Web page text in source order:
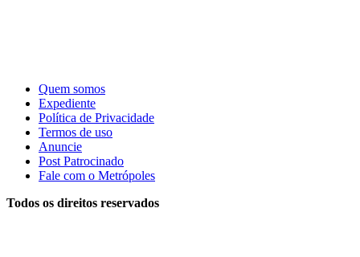
Quem somos
Expediente
Política de Privacidade
Termos de uso
Anuncie
Post Patrocinado
Fale com o Metrópoles
Todos os direitos reservados